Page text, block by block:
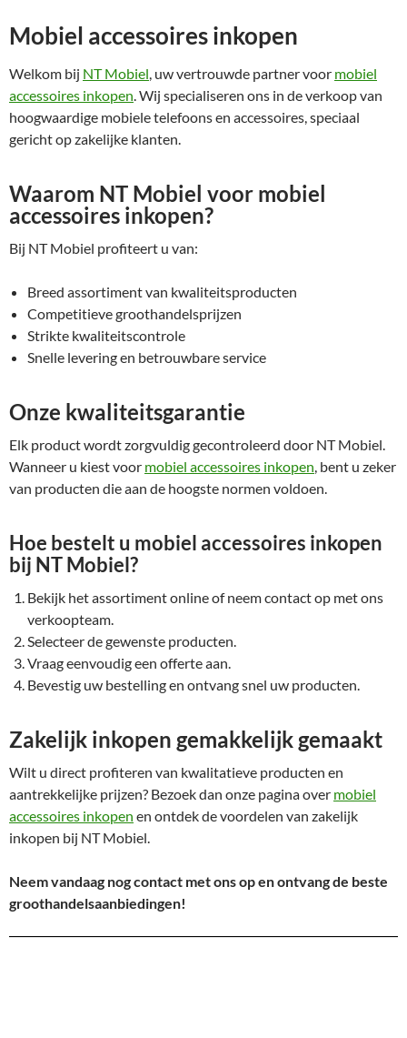
Mobiel accessoires inkopen
Welkom bij NT Mobiel, uw vertrouwde partner voor mobiel
accessoires inkopen. Wij specialiseren ons in de verkoop van
hoogwaardige mobiele telefoons en accessoires, speciaal
gericht op zakelijke klanten.
Waarom NT Mobiel voor mobiel
accessoires inkopen?
Bij NT Mobiel profiteert u van:
Breed assortiment van kwaliteitsproducten
Competitieve groothandelsprijzen
Strikte kwaliteitscontrole
Snelle levering en betrouwbare service
Onze kwaliteitsgarantie
Elk product wordt zorgvuldig gecontroleerd door NT Mobiel.
Wanneer u kiest voor mobiel accessoires inkopen, bent u zeker
van producten die aan de hoogste normen voldoen.
Hoe bestelt u mobiel accessoires inkopen
bij NT Mobiel?
Bekijk het assortiment online of neem contact op met ons
verkoopteam.
Selecteer de gewenste producten.
Vraag eenvoudig een offerte aan.
Bevestig uw bestelling en ontvang snel uw producten.
Zakelijk inkopen gemakkelijk gemaakt
Wilt u direct profiteren van kwalitatieve producten en
aantrekkelijke prijzen? Bezoek dan onze pagina over mobiel
accessoires inkopen en ontdek de voordelen van zakelijk
inkopen bij NT Mobiel.
Neem vandaag nog contact met ons op en ontvang de beste
groothandelsaanbiedingen!